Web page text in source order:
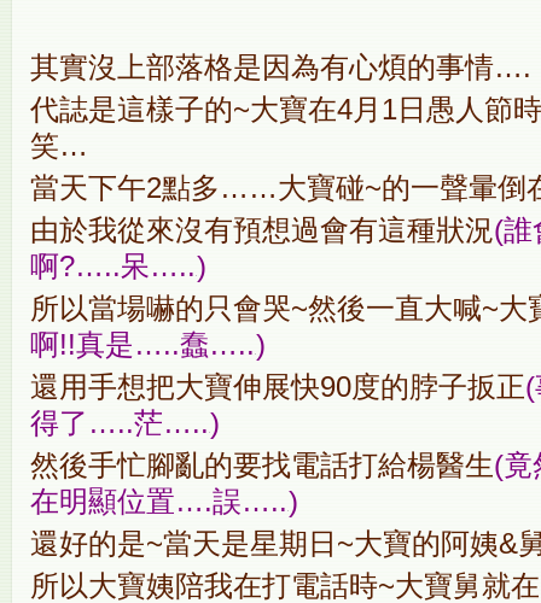
其實沒上部落格是因為有心煩的事情….
代誌是這樣子的~大寶在4月1日愚人節
笑…
當天下午2點多……大寶碰~的一聲暈倒
由於我從來沒有預想過會有這種狀況(誰
啊?…..呆…..)
所以當場嚇的只會哭~然後一直大喊~大
啊!!真是…..蠢…..)
還用手想把大寶伸展快90度的脖子扳正
得了…..茫…..)
然後手忙腳亂的要找電話打給楊醫生(竟
在明顯位置….誤…..)
還好的是~當天是星期日~大寶的阿姨&
所以大寶姨陪我在打電話時~大寶舅就